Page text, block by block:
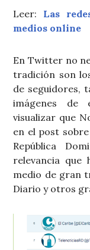
Leer: Las
medios online
En Twitter no
tradición son
de seguidores,
imágenes de
visualizar que
en el post
República
relevancia
medio de gran
Diario y otros